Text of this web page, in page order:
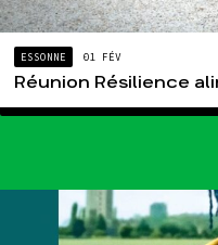
ESSONNE 01 FÉV
Réunion Résilience